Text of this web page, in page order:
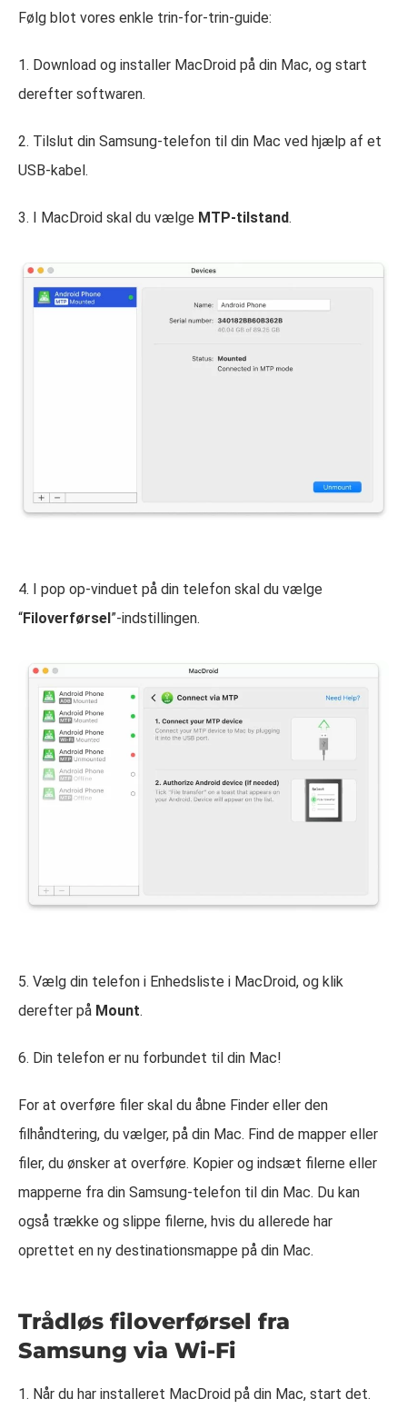
Følg blot vores enkle trin-for-trin-guide:
1. Download og installer MacDroid på din Mac, og start
derefter softwaren.
2. Tilslut din Samsung-telefon til din Mac ved hjælp af et
USB-kabel.
3. I MacDroid skal du vælge MTP-tilstand.
4. I pop op-vinduet på din telefon skal du vælge
“Filoverførsel”-indstillingen.
5. Vælg din telefon i Enhedsliste i MacDroid, og klik
derefter på Mount.
6. Din telefon er nu forbundet til din Mac!
For at overføre filer skal du åbne Finder eller den
filhåndtering, du vælger, på din Mac. Find de mapper eller
filer, du ønsker at overføre. Kopier og indsæt filerne eller
mapperne fra din Samsung-telefon til din Mac. Du kan
også trække og slippe filerne, hvis du allerede har
oprettet en ny destinationsmappe på din Mac.
Trådløs filoverførsel fra
Samsung via Wi-Fi
1. Når du har installeret MacDroid på din Mac, start det.